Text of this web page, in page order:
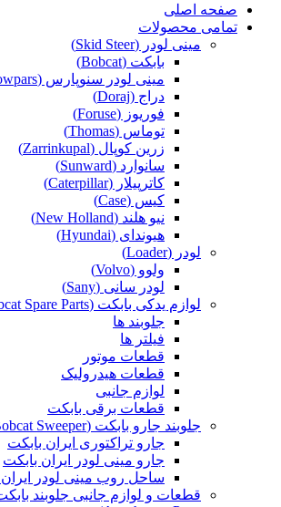
صفحه اصلی
تمامی محصولات
مینی لودر (Skid Steer)
بابکت (Bobcat)
مینی لودر سنوپارس (Snowpars)
دراج (Doraj)
فوریوز (Foruse)
توماس (Thomas)
زرین کوپال (Zarrinkupal)
سانوارد (Sunward)
کاترپیلار (Caterpillar)
کیس (Case)
نیو هلند (New Holland)
هیوندای (Hyundai)
لودر (Loader)
ولوو (Volvo)
لودر سانی (Sany)
لوازم یدکی بابکت (Bobcat Spare Parts)
جلوبند ها
فیلتر ها
قطعات موتور
قطعات هیدرولیک
لوازم جانبی
قطعات برقی بابکت
جلوبند جارو بابکت (Bobcat Sweeper)
جارو تراکتوری ایران بابکت
جارو مینی لودر ایران بابکت
ساحل روب مینی لودر ایران